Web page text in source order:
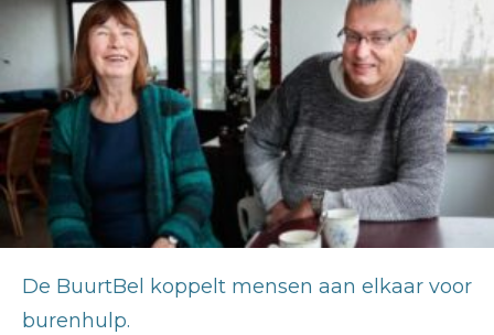
De BuurtBel koppelt mensen aan elkaar voor
burenhulp.